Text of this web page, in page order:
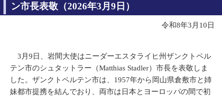
ン市長表敬（2026年3月9日）
令和8年3月10日
3月9日、岩間大使はニーダーエスタライヒ州ザンクトペル
テン市のシュタットラー（Matthias Stadler）市長を表敬しま
した。ザンクトペルテン市は、1957年から岡山県倉敷市と姉
妹都市提携を結んでおり、両市は日本とヨーロッパの間で初